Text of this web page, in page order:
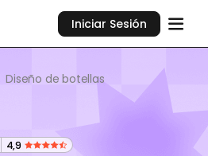
Iniciar Sesión
Diseño de botellas
4,9